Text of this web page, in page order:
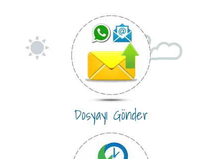
Dosyayı Gönder